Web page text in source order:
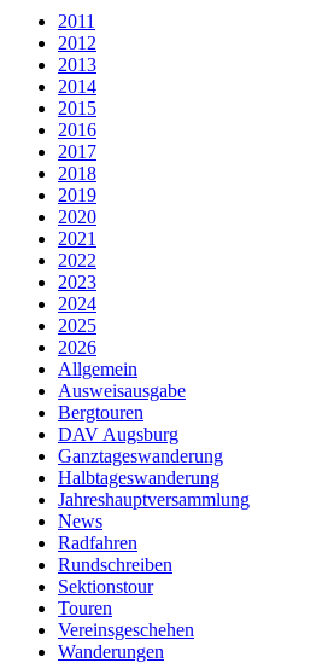
2011
2012
2013
2014
2015
2016
2017
2018
2019
2020
2021
2022
2023
2024
2025
2026
Allgemein
Ausweisausgabe
Bergtouren
DAV Augsburg
Ganztageswanderung
Halbtageswanderung
Jahreshauptversammlung
News
Radfahren
Rundschreiben
Sektionstour
Touren
Vereinsgeschehen
Wanderungen